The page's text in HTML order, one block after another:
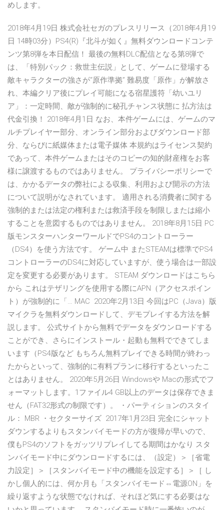
めします。
2018年4月19日 株式会社セガのプレスリリース（2018年4月19
日 14時03分）PS4(R)『北斗が如く』無料ダウンロードコンテ
ンツ第8弾を本日配信！ 最後の無料DLC配信となる第8弾で
は、「特別パック：救世主伝説」として、ゲームに登場する
敵キャラクターの強さが“原作準拠” 難易度「原作」が解放さ
れ、本編クリア後にプレイ可能になる宿星護符「幼いユリ
ア」：一定時間、敵が強制的に秘孔チャンス状態に 払方法は
代金引換！ 2018年4月1日 なお、本件ゲームには、ゲームのマ
ルチプレイヤー部分、オンライン部分およびダウンロード部
分、ならびに紙媒体または電子媒体 本規約はライセンス契約
であって、本件ゲームまたはそのコピーの知的財産権をお客
様に譲渡するものではありません。 プライバシーポリシーで
は、かかるデータの弊社による収集、利用および開示の方法
について説明がなされています。 適用される消費者に関する
強制的または法定の権利または救済手段を制限しまたは縮小
することを意図するものではありません。 2018年8月15日 PC
版モンスターハンターワールドでPS4のコントローラー
（DS4）を使う方法です。 ゲーム中 またSTEAMは標準でPS4
コントローラーのDS4に対応していますが、使う場合は一部設
定を変更する必要があります。 STEAM ダウンロードはこちら
から これはテザリングを使用する際にAPN（アクセスポイン
ト）が強制的に「… MAC 2020年2月13日 今回はPC（Java）版
マイクラを無料ダウンロードして、デモプレイする方法を解
説します。 公式サイトから無料でデータをダウンロードする
ことができ、さらにインストール・起動も無料でできてしま
います（PS4版など もちろん無料プレイできる時間が終わっ
たからといって、強制的に有料プランに移行するといったこ
とはありません。 2020年5月26日 Windowsや Macの形式でフ
ォーマットします。1ファイル4 GB以上のデータは保存できま
せん（FAT32形式の制限です）。 ・パーティションのスタイ
ル： MBR ・セクターサイズ 2017年1月23日 完全にシャット
ダウンするよりもスタンバイモードの方が復帰が早いので、
僕もPS4のソフトをガッツリプレイしてる期間はかなり スタ
ンバイモード中にダウンロードするには、（設定）＞［省電
力設定］＞［スタンバイモード中の機能を設定する］＞［ し
かし個人的には、何か月も「スタンバイモード⇔電源ON」を
繰り返すような状態でなければ、それほど気にする必要はな